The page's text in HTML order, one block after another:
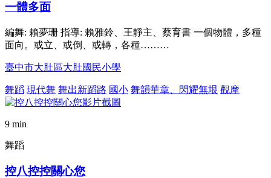
一體多面
編舞: 賴夢珊 指導: 賴雅鈴、王靜主、蔡育書 一個物體，多種
面向。或立、或倒、或轉，各種………
臺中市大肚區大肚國民小學
舞蹈 現代舞 舞出新蹈路 國小 舞韻華章、閃耀無垠 觀摩
9 min
舞蹈
控八控控關心您